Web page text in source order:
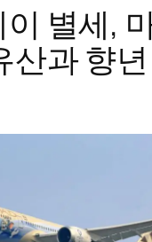
별세,
산과 향